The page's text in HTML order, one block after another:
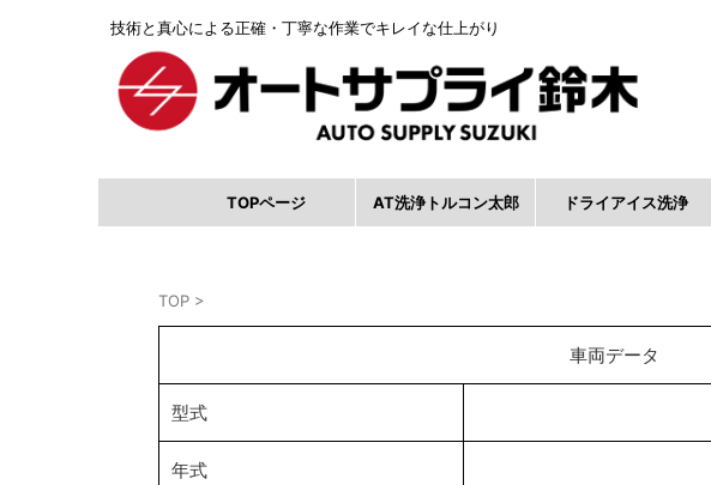
技術と真心による正確・丁寧な作業でキレイな仕上がり
TOPページ AT洗浄トルコン太郎 ドライアイス洗浄
TOP >
車両データ
型式
年式